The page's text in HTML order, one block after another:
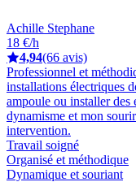
Achille Stephane
18 €/h
4,94(66 avis)
Professionnel et
installations électriques
ampoule ou installer
dynamisme et mon
intervention.
Travail soigné
Organisé et méthodique
Dynamique et souriant